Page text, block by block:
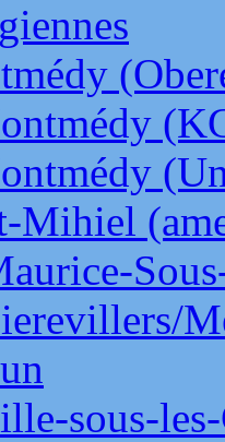
Mihiel
sous-